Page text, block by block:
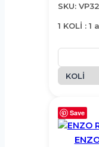
SKU:
1 KOLİ : 1
Save